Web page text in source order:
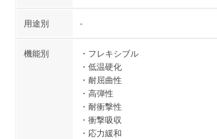
-
フレキシブル
低温硬化
耐屈曲性
高弾性
耐衝撃性
衝撃吸収
応力緩和